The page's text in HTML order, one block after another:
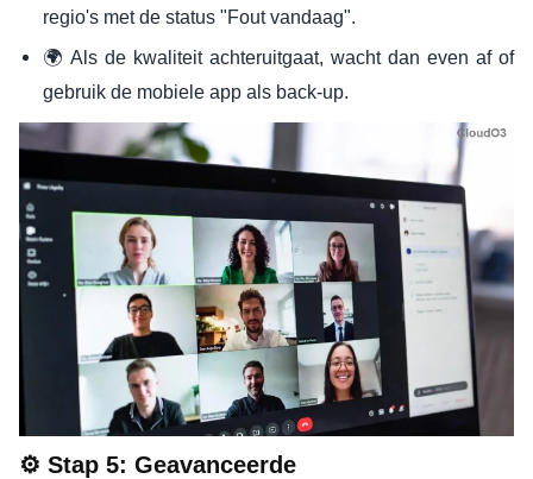
regio's met de status "Fout vandaag".
🌍 Als de kwaliteit achteruitgaat, wacht dan even af ​​of
gebruik de mobiele app als back-up.
⚙️ Stap 5: Geavanceerde